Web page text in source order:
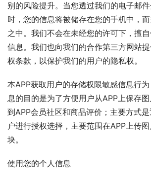
别的风险提升。当您透过我们的电子邮
时，您的信息将被储存在您的手机中，
之中。我们不会在未经您的许可下，擅
信息。我们也向我们的合作第三方网站
权条款，以保护我们的用户的隐私权。
本APP获取用户的存储权限敏感信息行
息的目的是为了方便用户从APP上保存
到APP会员社区和商品评价；主要方式
户进行授权选择，主要范围在APP上传
块。
使用您的个人信息